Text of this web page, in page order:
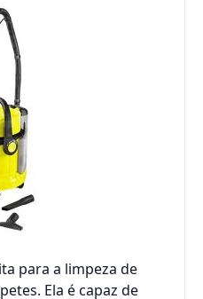
para a limpeza de
Ela é capaz de